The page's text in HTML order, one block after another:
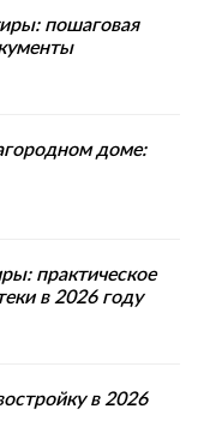
пошаговая
доме:
практическое
в 2026 году
в 2026